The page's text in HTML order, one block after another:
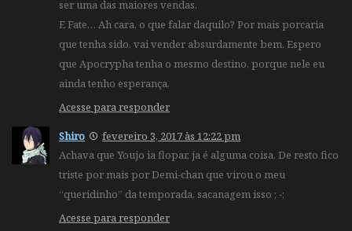
ser uma das maiores vendas.
E Fate… Ah cara, o que falar daquilo? Por mais porcaria
que tenha sido, vai vender absurdamente bem. Espero
que Apocrypha tenha o mesmo destino, porque nele eu
ainda tenho esperança.
Acesse para responder
Shiro
fevereiro 3, 2017 às 12:22 pm
Achava que Youjo ia flopar, ja é alguma coisa. De resto fico
triste por mais por Demi-chan que virou o meu
“queridinho” da temporada, sacanagem isso ; -;
Acesse para responder